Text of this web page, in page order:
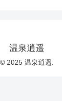
温泉逍遥
© 2025 温泉逍遥.